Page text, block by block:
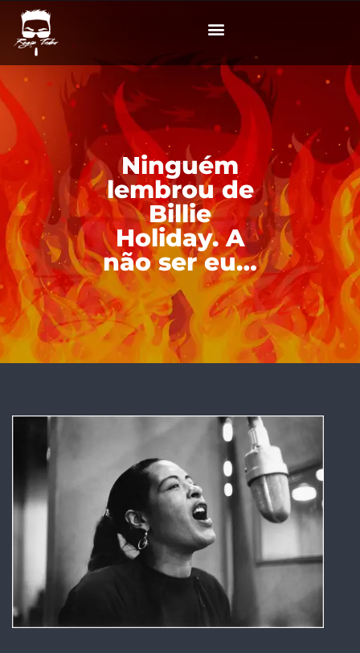
Ninguém
lembrou de
Billie
Holiday. A
não ser eu…